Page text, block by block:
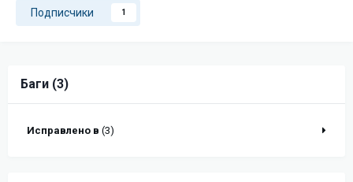
Подписчики 1
Баги (3)
Исправлено в (3)